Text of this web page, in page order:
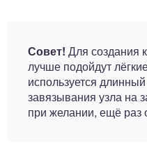
Совет! Для создания
лучше подойдут
используется
завязывания узла на
при желании, ещё раз